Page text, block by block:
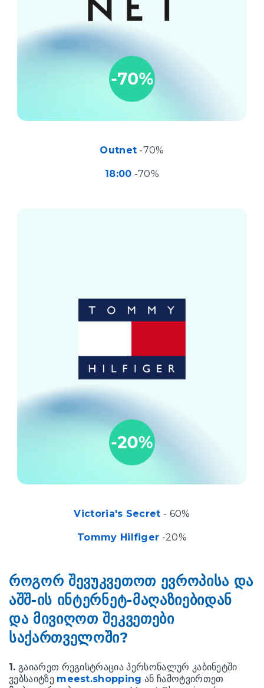
Outnet -70%
18:00 -70%
Victoria's Secret - 60%
Tommy Hilfiger -20%
როგორ შევუკვეთოთ ევროპისა და
აშშ-ის ინტერნეტ-მაღაზიებიდან
და მივიღოთ შეკვეთები
საქართველოში?
1. გაიარეთ რეგისტრაცია პერსონალურ კაბინეტში
ვებსაიტზე meest.shopping ან ჩამოტვირთეთ